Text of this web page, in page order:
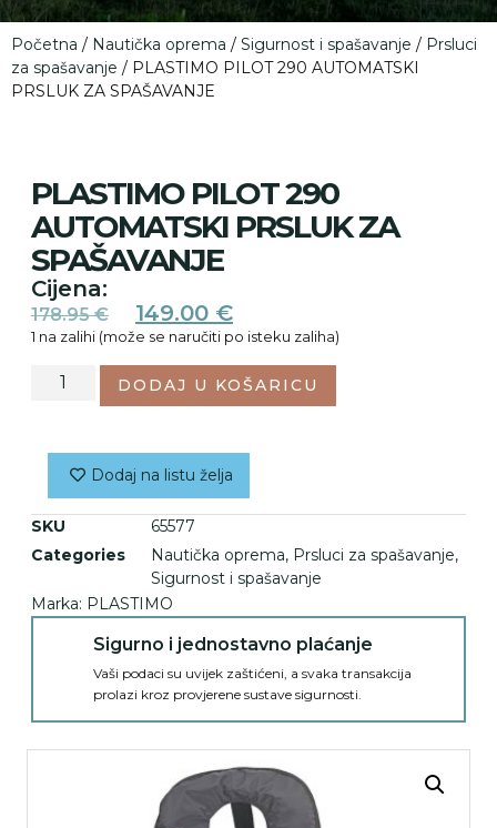
Početna / Nautička oprema / Sigurnost i spašavanje / Prsluci
za spašavanje / PLASTIMO PILOT 290 AUTOMATSKI
PRSLUK ZA SPAŠAVANJE
PLASTIMO PILOT 290
AUTOMATSKI PRSLUK ZA
SPAŠAVANJE
Cijena:
178.95€ 149.00 €
1 na zalihi (može se naručiti po isteku zaliha)
DODAJ U KOŠARICU
Dodaj na listu želja
SKU
65577
Categories
Nautička oprema, Prsluci za spašavanje,
Sigurnost i spašavanje
Marka: PLASTIMO
Sigurno i jednostavno plaćanje
Vaši podaci su uvijek zaštićeni, a svaka transakcija
prolazi kroz provjerene sustave sigurnosti.